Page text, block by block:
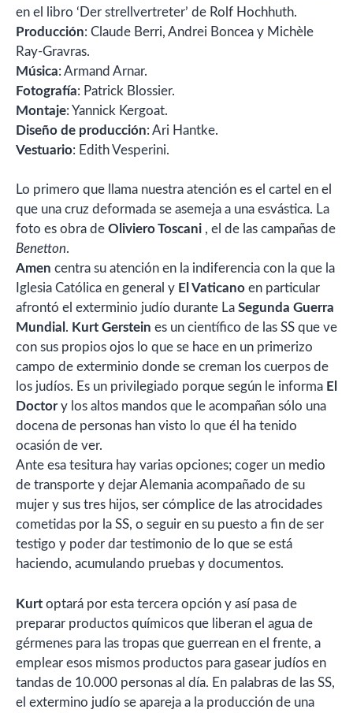
en el libro ‘Der strellvertreter’ de Rolf Hochhuth.
Producción: Claude Berri, Andrei Boncea y Michèle
Ray-Gravras.
Música: Armand Arnar.
Fotografía: Patrick Blossier.
Montaje: Yannick Kergoat.
Diseño de producción: Ari Hantke.
Vestuario: Edith Vesperini.
Lo primero que llama nuestra atención es el cartel en el
que una cruz deformada se asemeja a una esvástica. La
foto es obra de Oliviero Toscani , el de las campañas de
Benetton.
Amen centra su atención en la indiferencia con la que la
Iglesia Católica en general y El Vaticano en particular
afrontó el exterminio judío durante La Segunda Guerra
Mundial . Kurt Gerstein es un científico de las SS que ve
con sus propios ojos lo que se hace en un primerizo
campo de exterminio donde se creman los cuerpos de
los judíos. Es un privilegiado porque según le informa El
Doctory los altos mandos que le acompañan sólo una
docena de personas han visto lo que él ha tenido
ocasión de ver.
Ante esa tesitura hay varias opciones; coger un medio
de transporte y dejar Alemania acompañado de su
mujer y sus tres hijos, ser cómplice de las atrocidades
cometidas por la SS, o seguir en su puesto a fin de ser
testigo y poder dar testimonio de lo que se está
haciendo, acumulando pruebas y documentos.
Kurt optará por esta tercera opción y así pasa de
preparar productos químicos que liberan el agua de
gérmenes para las tropas que guerrean en el frente, a
emplear esos mismos productos para gasear judíos en
tandas de 10.000 personas al día. En palabras de las SS,
el extermino judío se apareja a la producción de una